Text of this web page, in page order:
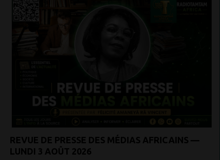
REVUE DE PRESSE DES MÉDIAS AFRICAINS —
LUNDI 3 AOÛT 2026